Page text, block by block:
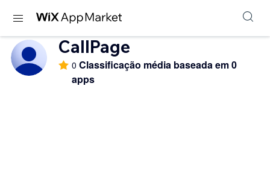
CallPage
0 Classificação média baseada em 0
apps